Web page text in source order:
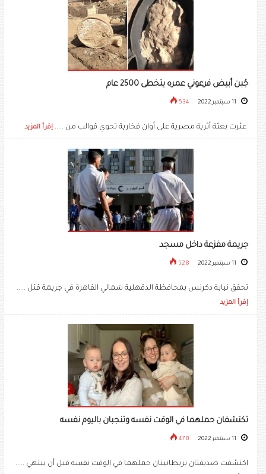
جُبن أبيض فرعوني عمره يتخطى 2500 عام
534
عثرت بعثة أثرية مصرية على أوان فخارية تحوي قوالب من ..... إقرأ المزيد
جريمة مفزعة داخل مسجد
528
تحقق نيابة دكرنس بمحافظة الدقهلية شمالي القاهرة في جريمة قتل .....
إقرأ المزيد
تكتشفان حملهما في الوقت نفسه وتنجبان باليوم نفسه
478
اكتشفت صديقتان بريطانيتان حملهما في الوقت نفسه قبل أن ينتهي .....